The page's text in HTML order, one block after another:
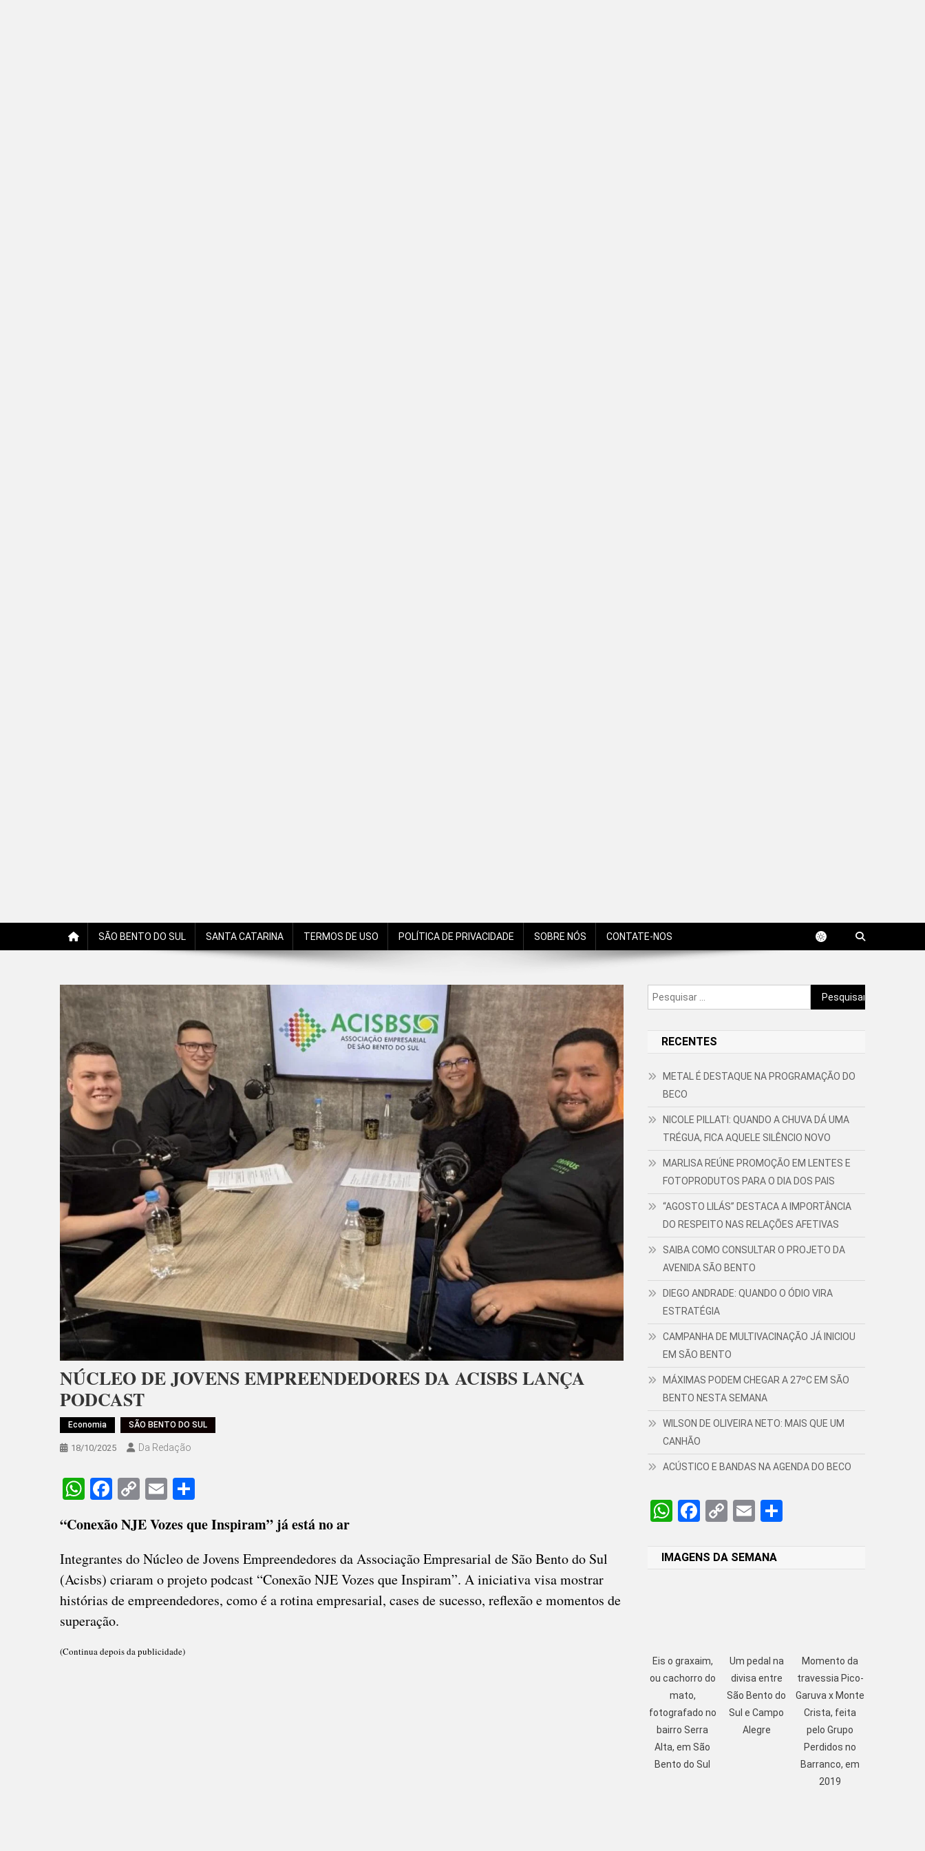
SÃO BENTO DO SUL SANTA CATARINA TERMOS DE USO POLÍTICA DE PRIVACIDADE SOBRE NÓS CONTATE-NOS
NÚCLEO DE JOVENS EMPREENDEDORES DA ACISBS LANÇA
PODCAST
Economia SÃO BENTO DO SUL
18/10/2025 Da Redação
WhatsApp
Facebook
CopyEmail
“Conexão NJE Vozes que Inspiram” já está no ar
Integrantes do Núcleo de Jovens Empreendedores da Associação Empresarial de São Bento do Sul
(Acisbs) criaram o projeto podcast “Conexão NJE Vozes que Inspiram”. A iniciativa visa mostrar
histórias de empreendedores, como é a rotina empresarial, cases de sucesso, reflexão e momentos de
superação.
(Continua depois da publicidade)
Pesquisar
por:
RECENTES
METAL É DESTAQUE NA PROGRAMAÇÃO DO
BECO
NICOLE PILLATI: QUANDO A CHUVA DÁ UMA
TRÉGUA, FICA AQUELE SILÊNCIO NOVO
MARLISA REÚNE PROMOÇÃO EM LENTES E
FOTOPRODUTOS PARA O DIA DOS PAIS
“AGOSTO LILÁS” DESTACA A IMPORTÂNCIA
DO RESPEITO NAS RELAÇÕES AFETIVAS
SAIBA COMO CONSULTAR O PROJETO DA
AVENIDA SÃO BENTO
DIEGO ANDRADE: QUANDO O ÓDIO VIRA
ESTRATÉGIA
CAMPANHA DE MULTIVACINAÇÃO JÁ INICIOU
EM SÃO BENTO
MÁXIMAS PODEM CHEGAR A 27ºC EM SÃO
BENTO NESTA SEMANA
WILSON DE OLIVEIRA NETO: MAIS QUE UM
CANHÃO
ACÚSTICO E BANDAS NA AGENDA DO BECO
WhatsApp
Facebook
CopyEmail
IMAGENS DA SEMANA
Eis o graxaim,
ou cachorro do
mato,
fotografado no
bairro Serra
Alta, em São
Bento do Sul
Um pedal na
divisa entre
São Bento do
Sul e Campo
Alegre
Momento da
travessia Pico-
Garuva x Monte
Crista, feita
pelo Grupo
Perdidos no
Barranco, em
2019